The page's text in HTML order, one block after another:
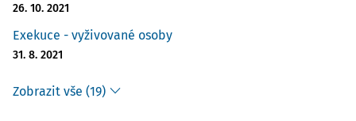
26. 10. 2021
Exekuce - vyživované osoby
31. 8. 2021
Zobrazit vše (19)